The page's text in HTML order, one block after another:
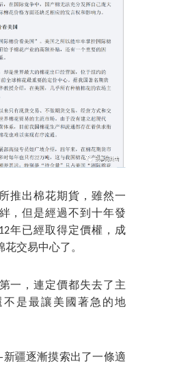
推出棉花期貨，雖然一
，但是經過不到十年發
年已經取得定價權，成
交易中心了。
一，連定價都失去了主
是最讓美國著急的地
疆逐漸摸索出了一條適